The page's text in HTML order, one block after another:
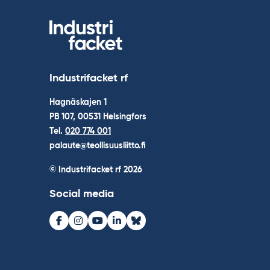
Industrifacket rf
Hagnäskajen 1
PB 107, 00531 Helsingfors
Tel. 020 774 001
palaute@teollisuusliitto.fi
© Industrifacket rf 2026
Social media
Facebook
Instagram
Youtube
LinkedInBluesky